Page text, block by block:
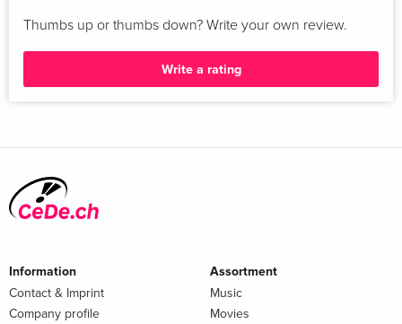
- Berührende Geschichten
- Jeden Monat ein neues wichtiges
Thumbs up or thumbs down? Write your own review.
Write a rating
Information
Contact & Imprint
Company profile
Assortment
Music
Movies